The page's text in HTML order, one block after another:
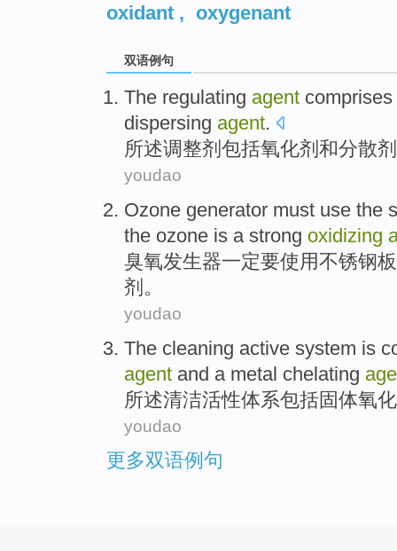
oxidant , oxygenant
双语例句
The regulating agent comprises
dispersing agent.
所述调整剂 包括氧化剂 和分散剂
youdao
Ozone generator must use the
the ozone is a strong oxidizing
臭氧发生器一定要使用不锈钢板
剂 。
youdao
The cleaning active system is
agent and a metal chelating
所述清洁活性体系包括固体氧化
youdao
更多双语例句